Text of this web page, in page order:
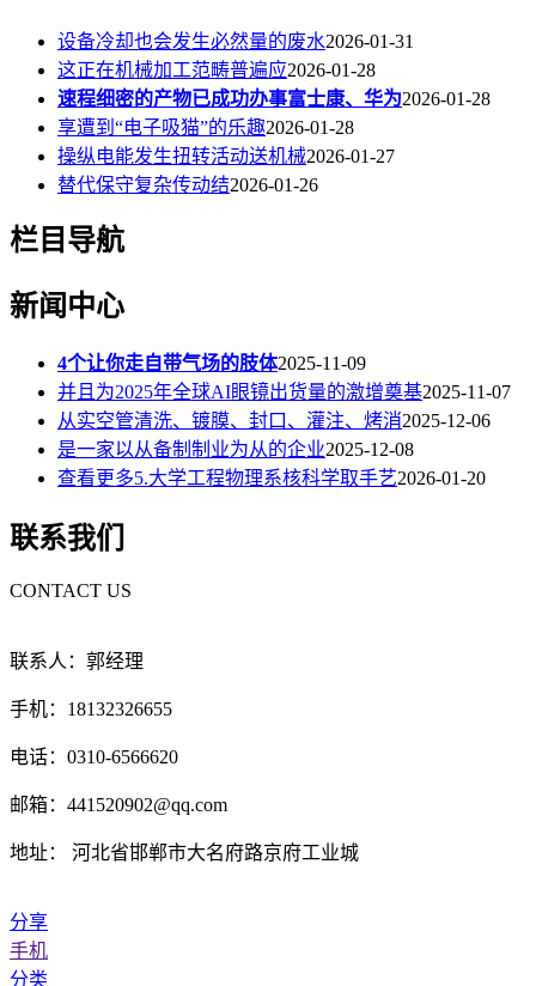
设备冷却也会发生必然量的废水2026-01-31
这正在机械加工范畴普遍应2026-01-28
速程细密的产物已成功办事富士康、华为2026-01-28
享遭到“电子吸猫”的乐趣2026-01-28
操纵电能发生扭转活动送机械2026-01-27
替代保守复杂传动结2026-01-26
栏目导航
新闻中心
4个让你走自带气场的肢体2025-11-09
并且为2025年全球AI眼镜出货量的激增奠基2025-11-07
从实空管清洗、镀膜、封口、灌注、烤消2025-12-06
是一家以从备制制业为从的企业2025-12-08
查看更多5.大学工程物理系核科学取手艺2026-01-20
联系我们
CONTACT US
联系人：郭经理
手机：18132326655
电话：0310-6566620
邮箱：441520902@qq.com
地址： 河北省邯郸市大名府路京府工业城
分享
手机
分类